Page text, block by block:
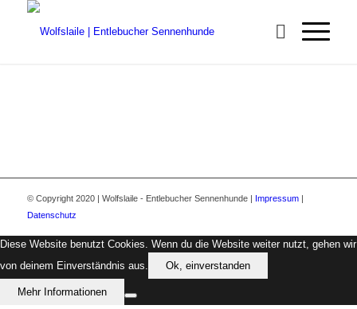
© Copyright 2020 | Wolfslaile - Entlebucher Sennenhunde | Impressum|
Datenschutz
Diese Website benutzt Cookies. Wenn du die Website weiter nutzt, gehen wir
von deinem Einverständnis aus.
Ok, einverstanden
Mehr Informationen